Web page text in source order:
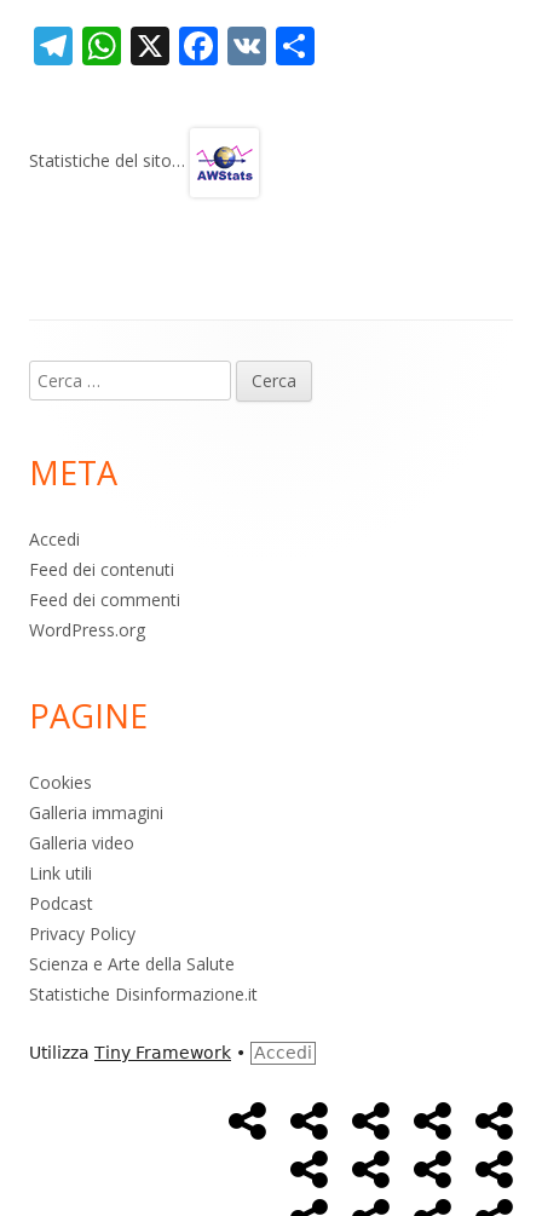
T
gr
W
s
X F
b
V
Statistiche del sito…
piè
pagina
Ricerca
per:
META
Accedi
Feed dei contenuti
Feed dei commenti
WordPress.org
PAGINE
Cookies
Galleria immagini
Galleria video
Link utili
Podcast
Privacy Policy
Scienza e Arte della Salute
Statistiche Disinformazione.it
Utilizza Tiny Framework • Accedi
MenùHome
Page
Alimentazione
AmbienteBambini
Cancro ControlloEconomia
FarmaciMassoneriaNWO